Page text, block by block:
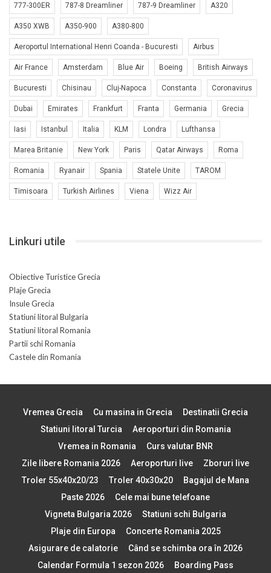
777-300ER 787-8 Dreamliner 787-9 Dreamliner A320
A350 XWB A350-900 A380-800
Aeroportul International Henri Coanda - Bucuresti Airbus
Air France Amsterdam Blue Air Boeing British Airways
Bucuresti Chisinau Cluj-Napoca Constanta Coronavirus
Dubai Emirates Frankfurt Franta Germania Grecia
Iasi Istanbul Italia KLM Londra Lufthansa
Marea Britanie New York Paris Qatar Airways Roma
Romania Ryanair Spania Statele Unite TAROM
Timisoara Turkish Airlines Viena Wizz Air
Linkuri utile
Obiective Turistice Grecia
Plaje Grecia
Insule Grecia
Statiuni litoral Bulgaria
Statiuni litoral Romania
Partii schi Romania
Castele din Romania
Vremea Grecia Cu masina in Grecia
Destinatii Grecia
Statiuni litoral Turcia
Aeroporturi din Romania
Vremea in Romania
Curs valutar BNR
Zile libere Romania 2026
Aeroporturi live
Zboruri live
Troler 55x40x20/23
Troler 40x30x20
Bagajul de Mana
Paste 2026
Cele mai bune telefoane
Vigneta Bulgaria 2026
Statiuni schi Bulgaria
Plaje din Europa
Concerte Romania 2025
Asigurare de calatorie
Când se schimba ora în 2026
Calendar Formula 1 sezon 2026
Boarding Pass